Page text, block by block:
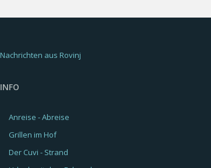
Nachrichten aus Rovinj
INFO
Anreise - Abreise
Grillen im Hof
Der Cuvi - Strand